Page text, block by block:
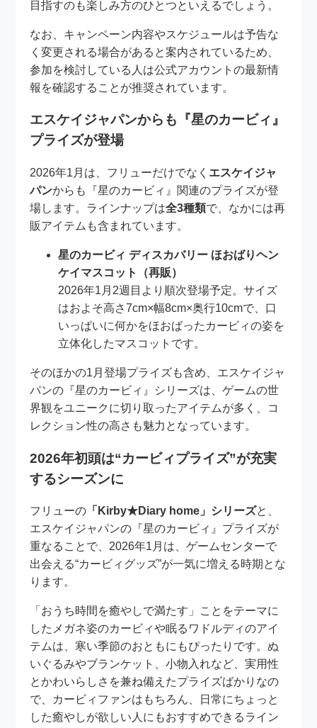
目指すのも楽しみ方のひとつといえるでしょう。
なお、キャンペーン内容やスケジュールは予告な
く変更される場合があると案内されているため、
参加を検討している人は公式アカウントの最新情
報を確認することが推奨されています。
エスケイジャパンからも『星のカービィ』
プライズが登場
2026年1月は、フリューだけでなく エスケイジャ
パンからも『星のカービィ』関連のプライズが登
場します。ラインナップは全3種類で、なかには再
販アイテムも含まれています。
星のカービィ ディスカバリー ほおばりヘン
ケイマスコット（再販）
2026年1月2週目より順次登場予定。サイズ
はおよそ高さ7cm×幅8cm×奥行10cmで、口
いっぱいに何かをほおばったカービィの姿を
立体化したマスコットです。
そのほかの1月登場プライズも含め、エスケイジャ
パンの『星のカービィ』シリーズは、ゲームの世
界観をユニークに切り取ったアイテムが多く、コ
レクション性の高さも魅力となっています。
2026年初頭は“カービィプライズ”が充実
するシーズンに
フリューの 「Kirby★Diary home」シリーズと、
エスケイジャパンの『星のカービィ』プライズが
重なることで、2026年1月は、ゲームセンターで
出会える“カービィグッズ”が一気に増える時期とな
ります。
「おうち時間を癒やしで満たす」ことをテーマに
したメガネ姿のカービィや眠るワドルディのアイ
テムは、寒い季節のおともにもぴったりです。ぬ
いぐるみやブランケット、小物入れなど、実用性
とかわいらしさを兼ね備えたプライズばかりなの
で、カービィファンはもちろん、日常にちょっと
した癒やしが欲しい人にもおすすめできるライン